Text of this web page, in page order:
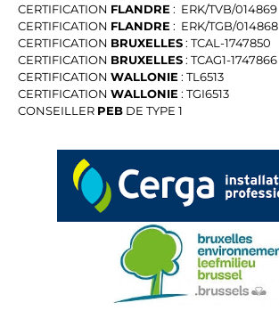
CERTIFICATION FLANDRE : ERK/TVB/014869
CERTIFICATION FLANDRE : ERK/TGB/014868
CERTIFICATION BRUXELLES: TCAL-1747850
CERTIFICATION BRUXELLES: TCAG1-1747866
CERTIFICATION WALLONIE : TL6513
CERTIFICATION WALLONIE : TGI6513
CONSEILLER PEB DE TYPE 1